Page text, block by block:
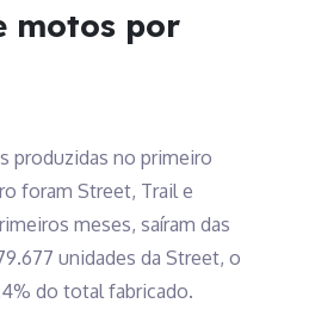
motos por
produzidas no primeiro
foram Street, Trail e
meses, saíram das
unidades da Street, o
do total fabricado.